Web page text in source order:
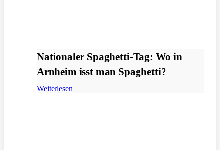
Nationaler Spaghetti-Tag: Wo in
Arnheim isst man Spaghetti?
Weiterlesen